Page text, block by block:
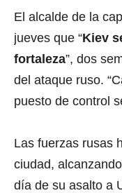
El alcalde de la
jueves que “Kiev
fortaleza”, dos
del ataque ruso.
puesto de control
Las fuerzas rusas
ciudad,
día de su asalto a